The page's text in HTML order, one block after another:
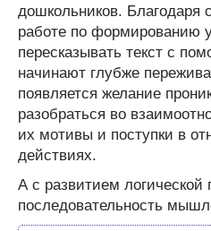
дошкольников. Благодаря
работе по формированию
пересказывать текст с
начинают глубже
появляется желание
разобраться во
их мотивы и поступки в
действиях.
А с развитием
последовательность